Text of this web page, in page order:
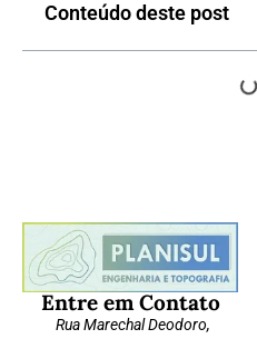
Conteúdo deste post
Entre em Contato
Rua Marechal Deodoro,